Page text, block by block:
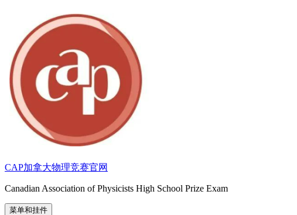
CAP加拿大物理竞赛官网
Canadian Association of Physicists High School Prize Exam
菜单和挂件